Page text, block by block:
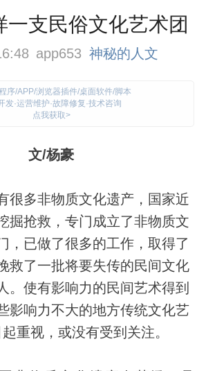
一支民俗文化艺术团
app653 神秘的人文
序/APP/浏览器插件/桌面软件/脚本
发·运营维护·故障修复·技术咨询
点我获取>
文/杨豪
很多非物质文化遗产，国家近
掘抢救，专门成立了非物质文
，已做了很多的工作，取得了
救了一批将要失传的民间文化
。使有影响力的民间艺术得到
影响力不大的地方传统文化艺
重视，或没有受到关注。